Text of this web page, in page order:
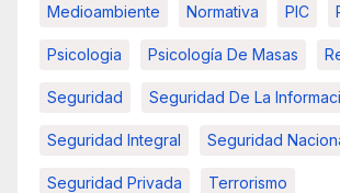
Medioambiente Normativa PIC
Psicologia Psicología De Masas
Seguridad Seguridad De La
Seguridad Integral Seguridad
Seguridad Privada Terrorismo